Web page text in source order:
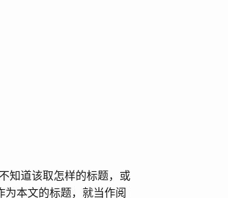
知道该取怎样的标题，或
为本文的标题，就当作阅